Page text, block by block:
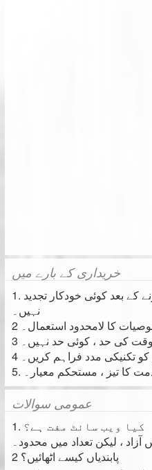
خریداری کے بارے میں
1. ایک بار ادائیگی ، میعاد ختم ہونے کے بعد کوئی خودکار تجدید
نہیں۔
کا لامحدود استعمال۔
وقت کی حد ، کوئی حد نہیں۔
کو تکنیکی مدد فراہم کریں۔
کا تیز ، مستحکم معیار۔
عمومی سوالات
1. کیا ویب سائٹ مفت ہے؟
آزاد ، لیکن تعداد میں محدود۔
2 پابندیاں کیسے اٹھائیں؟